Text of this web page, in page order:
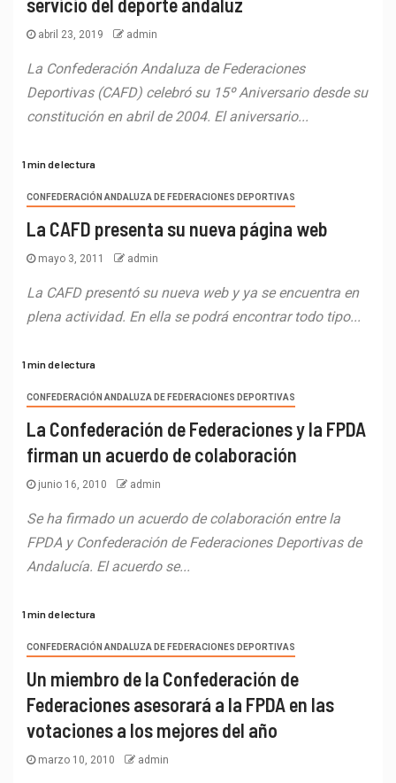
abril 23, 2019 admin
La Confederación Andaluza de Federaciones
Deportivas (CAFD) celebró su 15º Aniversario desde su
constitución en abril de 2004. El aniversario...
1 min de lectura
CONFEDERACIÓN ANDALUZA DE FEDERACIONES DEPORTIVAS
La CAFD presenta su nueva página web
mayo 3, 2011 admin
La CAFD presentó su nueva web y ya se encuentra en
plena actividad. En ella se podrá encontrar todo tipo...
1 min de lectura
CONFEDERACIÓN ANDALUZA DE FEDERACIONES DEPORTIVAS
La Confederación de Federaciones y la FPDA
firman un acuerdo de colaboración
junio 16, 2010 admin
Se ha firmado un acuerdo de colaboración entre la
FPDA y Confederación de Federaciones Deportivas de
Andalucía. El acuerdo se...
1 min de lectura
CONFEDERACIÓN ANDALUZA DE FEDERACIONES DEPORTIVAS
Un miembro de la Confederación de
Federaciones asesorará a la FPDA en las
votaciones a los mejores del año
marzo 10, 2010 admin